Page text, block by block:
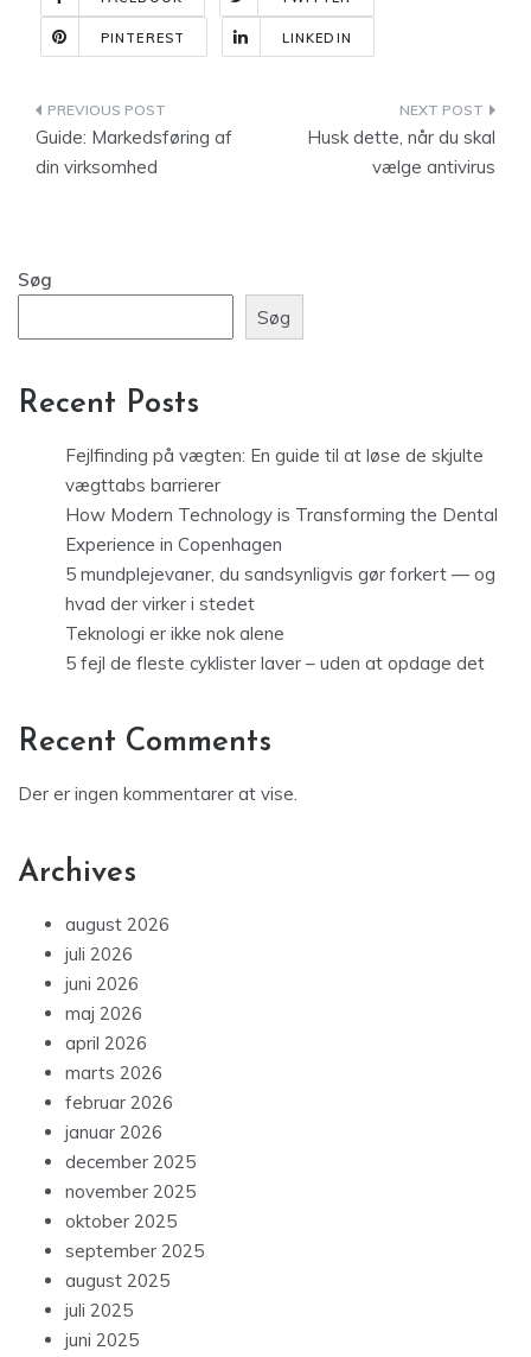
PINTEREST LINKEDIN
Indlægsnavigation
Guide: Markedsføring af
din virksomhed
Husk dette, når du skal
vælge antivirus
Søg
Søg
Recent Posts
Fejlfinding på vægten: En guide til at løse de skjulte
vægttabs barrierer
How Modern Technology is Transforming the Dental
Experience in Copenhagen
5 mundplejevaner, du sandsynligvis gør forkert — og
hvad der virker i stedet
Teknologi er ikke nok alene
5 fejl de fleste cyklister laver – uden at opdage det
Recent Comments
Der er ingen kommentarer at vise.
Archives
august 2026
juli 2026
juni 2026
maj 2026
april 2026
marts 2026
februar 2026
januar 2026
december 2025
november 2025
oktober 2025
september 2025
august 2025
juli 2025
juni 2025